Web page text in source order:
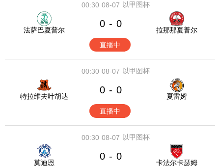
08-07
00:30 以甲图杯
法萨巴夏普尔
0 - 0
拉那那夏普尔
直播中
08-07
00:30 以甲图杯
特拉维夫叶胡达
0 - 0
夏雷姆
直播中
08-07
00:30 以甲图杯
莫迪恩
0 - 0
卡法尔卡瑟姆